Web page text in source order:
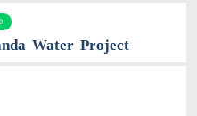
Water Project